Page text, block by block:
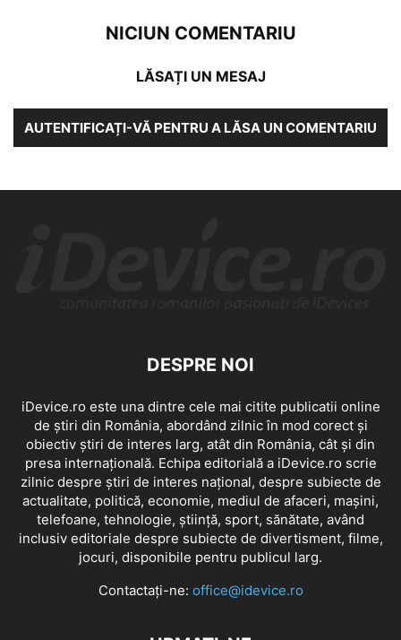
NICIUN COMENTARIU
LĂSAȚI UN MESAJ
AUTENTIFICAȚI-VĂ PENTRU A LĂSA UN COMENTARIU
DESPRE NOI
iDevice.ro este una dintre cele mai citite publicatii online
de știri din România, abordând zilnic în mod corect și
obiectiv știri de interes larg, atât din România, cât și din
presa internațională. Echipa editorială a iDevice.ro scrie
zilnic despre știri de interes național, despre subiecte de
actualitate, politică, economie, mediul de afaceri, mașini,
telefoane, tehnologie, știință, sport, sănătate, având
inclusiv editoriale despre subiecte de divertisment, filme,
jocuri, disponibile pentru publicul larg.
Contactați-ne: office@idevice.ro